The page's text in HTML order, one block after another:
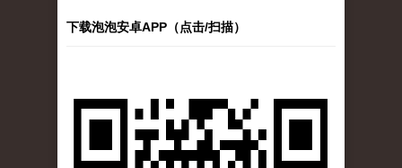
下载泡泡安卓APP（点击/扫描）